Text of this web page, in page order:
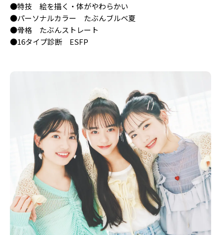
●特技 絵を描く・体がやわらかい
●パーソナルカラー たぶんブルベ夏
●骨格 たぶんストレート
●16タイプ診断 ESFP